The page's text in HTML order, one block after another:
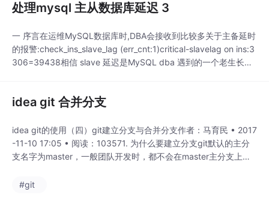
处理mysql 主从数据库延迟 3
一 序言在运维MySQL数据库时,DBA会接收到比较多关于主备延时
的报警:check_ins_slave_lag (err_cnt:1)critical-slavelag on ins:3
306=39438相信 slave 延迟是MySQL dba 遇到的一个老生长谈
idea git 合并分支
idea git的使用（四）git建立分支与合并分支作者：马育民 • 2017
-11-10 17:05 • 阅读：103571. 为什么要建立分支git默认的主分
支名字为master，一般团队开发时，都不会在master主分支上修
aster主分支上。2.操作如下：2.1 idea git分支的操作idea git的操
#git